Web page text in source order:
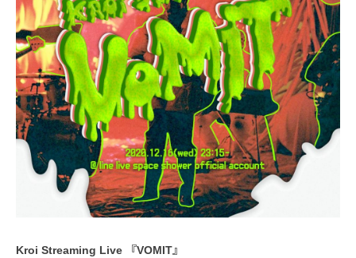
Kroi Streaming Live 『VOMIT』